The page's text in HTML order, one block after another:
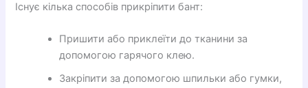
Існує кілька способів прикріпити бант:
Пришити або приклеїти до тканини за
допомогою гарячого клею.
Закріпити за допомогою шпильки або гумки,